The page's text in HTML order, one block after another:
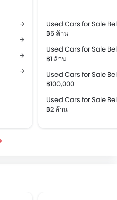
Used Cars for Sale
฿5 ล้าน
Used Cars for Sale
฿1 ล้าน
Used Cars for Sale
฿100,000
Used Cars for Sale
฿2 ล้าน